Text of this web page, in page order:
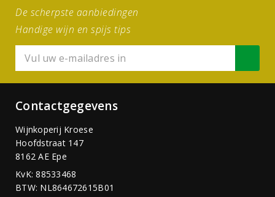
De scherpste aanbiedingen
Handige wijn en spijs tips
Contactgegevens
Wijnkoperij Kroese
Hoofdstraat 147
8162 AE Epe
KvK: 88533468
BTW: NL864672615B01